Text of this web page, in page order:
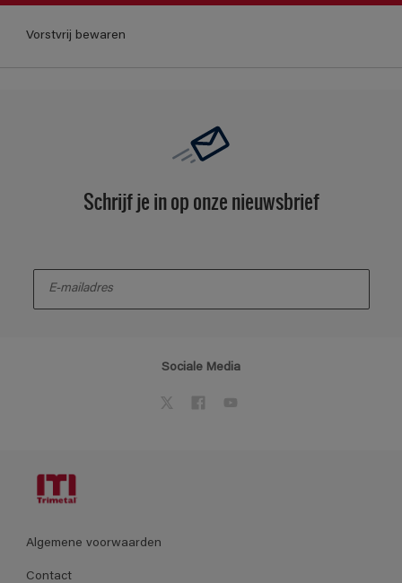
Vorstvrij bewaren
Schrijf je in op onze nieuwsbrief
Sociale Media
Algemene voorwaarden
Contact